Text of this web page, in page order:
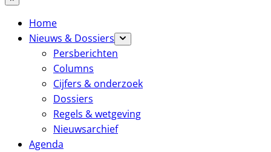
Home
Nieuws & Dossiers
Persberichten
Columns
Cijfers & onderzoek
Dossiers
Regels & wetgeving
Nieuwsarchief
Agenda